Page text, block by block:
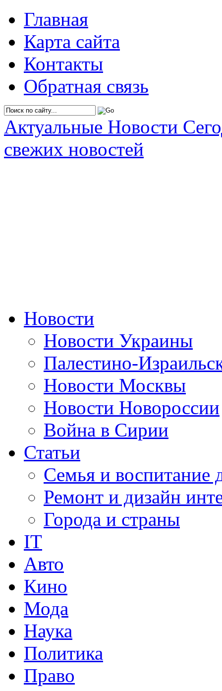
Главная
Карта сайта
Контакты
Обратная связь
Актуальные Новости
свежих новостей
Новости
Новости Украины
Палестино-
Новости Москвы
Новости Новороссии
Война в Сирии
Статьи
Семья и воспитание
Ремонт и дизайн
Города и страны
IT
Авто
Кино
Мода
Наука
Политика
Право